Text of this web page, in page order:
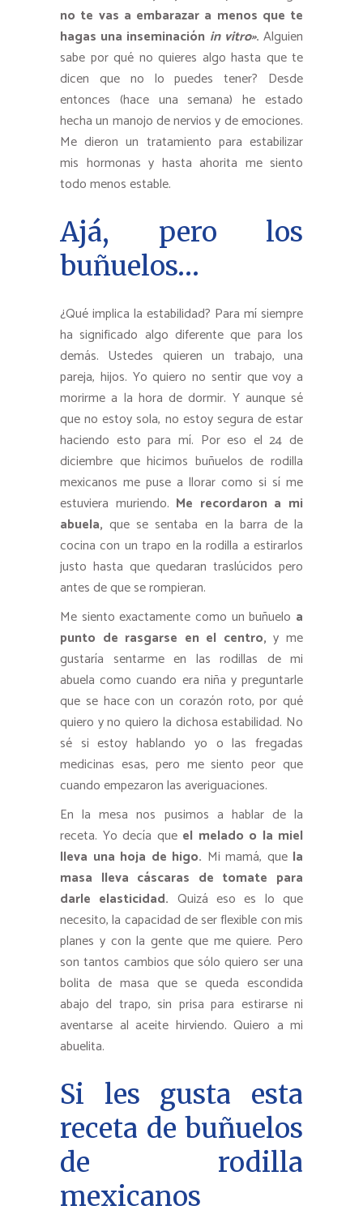
no te vas a embarazar a menos que te
hagas una inseminación in vitro». Alguien
sabe por qué no quieres algo hasta que te
dicen que no lo puedes tener? Desde
entonces (hace una semana) he estado
hecha un manojo de nervios y de emociones.
Me dieron un tratamiento para estabilizar
mis hormonas y hasta ahorita me siento
todo menos estable.
Ajá, pero los
buñuelos…
¿Qué implica la estabilidad? Para mí siempre
ha significado algo diferente que para los
demás. Ustedes quieren un trabajo, una
pareja, hijos. Yo quiero no sentir que voy a
morirme a la hora de dormir. Y aunque sé
que no estoy sola, no estoy segura de estar
haciendo esto para mí. Por eso el 24 de
diciembre que hicimos buñuelos de rodilla
mexicanos me puse a llorar como si sí me
estuviera muriendo. Me recordaron a mi
abuela, que se sentaba en la barra de la
cocina con un trapo en la rodilla a estirarlos
justo hasta que quedaran traslúcidos pero
antes de que se rompieran.
Me siento exactamente como un buñuelo a
punto de rasgarse en el centro, y me
gustaría sentarme en las rodillas de mi
abuela como cuando era niña y preguntarle
que se hace con un corazón roto, por qué
quiero y no quiero la dichosa estabilidad. No
sé si estoy hablando yo o las fregadas
medicinas esas, pero me siento peor que
cuando empezaron las averiguaciones.
En la mesa nos pusimos a hablar de la
receta. Yo decía que el melado o la miel
lleva una hoja de higo. Mi mamá, que la
masa lleva cáscaras de tomate para
darle elasticidad. Quizá eso es lo que
necesito, la capacidad de ser flexible con mis
planes y con la gente que me quiere. Pero
son tantos cambios que sólo quiero ser una
bolita de masa que se queda escondida
abajo del trapo, sin prisa para estirarse ni
aventarse al aceite hirviendo. Quiero a mi
abuelita.
Si les gusta esta
receta de buñuelos
de rodilla
mexicanos